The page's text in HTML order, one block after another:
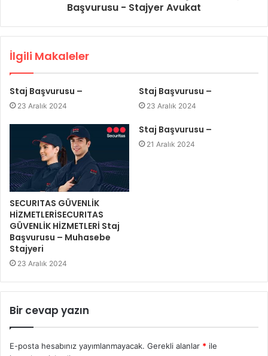
Başvurusu - Stajyer Avukat
İlgili Makaleler
Staj Başvurusu –
23 Aralık 2024
Staj Başvurusu –
23 Aralık 2024
SECURITAS GÜVENLİK
HİZMETLERİSECURITAS
GÜVENLİK HİZMETLERİ Staj
Başvurusu – Muhasebe
Stajyeri
23 Aralık 2024
Staj Başvurusu –
21 Aralık 2024
Bir cevap yazın
E-posta hesabınız yayımlanmayacak. Gerekli alanlar * ile